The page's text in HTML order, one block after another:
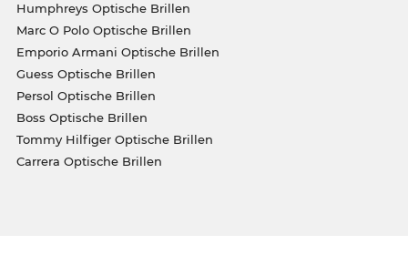
Humphreys Optische Brillen
Marc O Polo Optische Brillen
Emporio Armani Optische Brillen
Guess Optische Brillen
Persol Optische Brillen
Boss Optische Brillen
Tommy Hilfiger Optische Brillen
Carrera Optische Brillen